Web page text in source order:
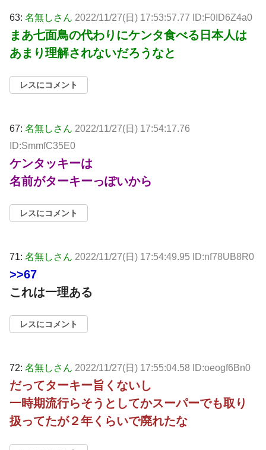
63: 名無しさん 2022/11/27(日) 17:53:57.77 ID:F0ID6Z4a0
まあ七面鳥の代わりにケンタ食べる日本人は
あまり理解されないだろうなと
レスにコメント
67: 名無しさん 2022/11/27(日) 17:54:17.76
ID:SmmfC35E0
ケンタッキーは
名前がターキーっぽいから
レスにコメント
71: 名無しさん 2022/11/27(日) 17:54:49.95 ID:nf78UB8R0
>>67
これは一理ある
レスにコメント
72: 名無しさん 2022/11/27(日) 17:55:04.58 ID:oeogf6Bn0
だってターキー旨くないし
一時期流行らそうとしてかスーパーでも取り
扱ってたが２年くらいで廃れたな